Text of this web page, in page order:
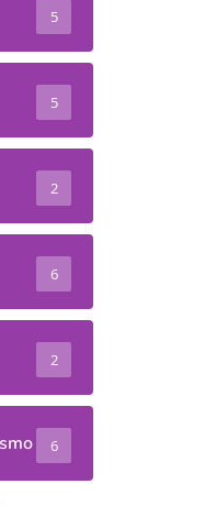
5
5
2
6
2
6